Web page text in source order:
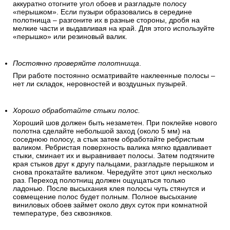
аккуратно отогните угол обоев и разгладьте полосу
«перышком». Если пузыри образовались в середине
полотнища – разгоните их в разные стороны, дробя на
мелкие части и выдавливая на край. Для этого используйте
«перышко» или резиновый валик.
Постоянно проверяйте полотнища.
При работе постоянно осматривайте наклеенные полосы –
нет ли складок, неровностей и воздушных пузырей.
Хорошо обработайте стыки полос.
Хороший шов должен быть незаметен. При поклейке нового
полотна сделайте небольшой заход (около 5 мм) на
соседнюю полосу, а стык затем обработайте ребристым
валиком. Ребристая поверхность валика мягко вдавливает
стыки, сминает их и выравнивает полосы. Затем подтяните
края стыков друг к другу пальцами, разгладьте перышком и
снова прокатайте валиком. Чередуйте этот цикл несколько
раз. Переход полотнищ должен ощущаться только
ладонью. После высыхания клея полосы чуть стянутся и
совмещение полос будет полным. Полное высыхание
виниловых обоев займет около двух суток при комнатной
температуре, без сквозняков.